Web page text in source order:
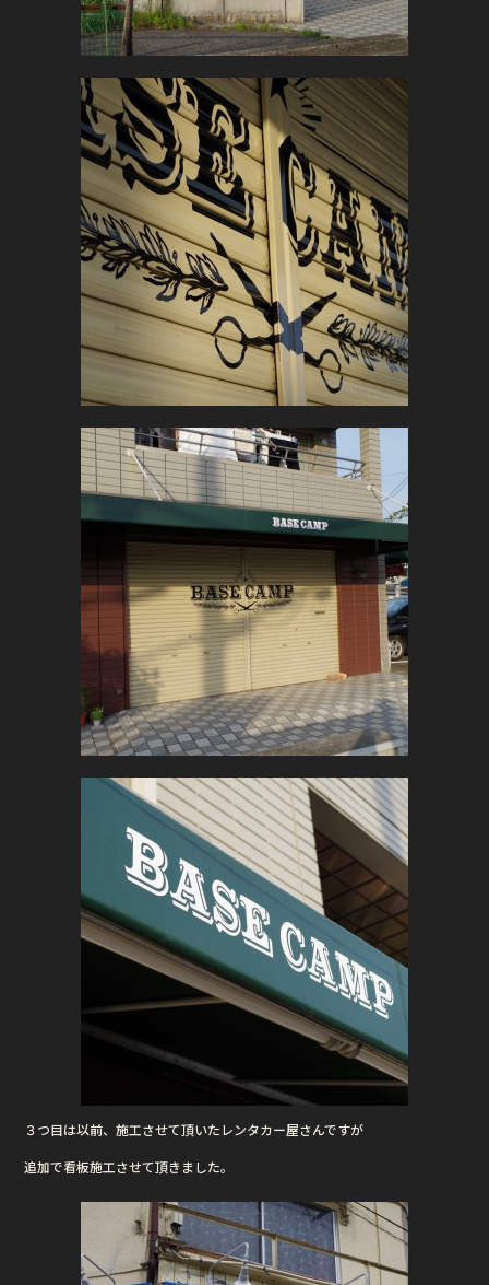
３つ目は以前、施工させて頂いたレンタカー屋さんですが
追加で看板施工させて頂きました。